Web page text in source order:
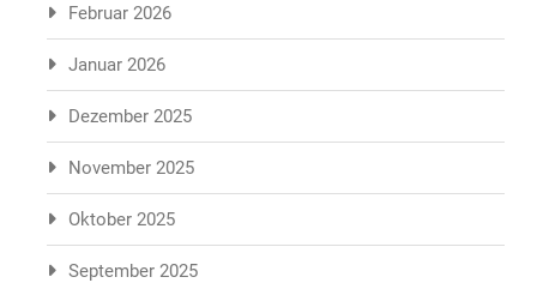
Februar 2026
Januar 2026
Dezember 2025
November 2025
Oktober 2025
September 2025